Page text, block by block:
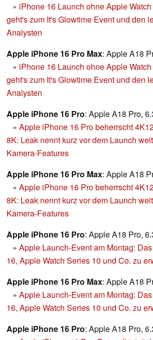
» iPhone 16 Launch ohne Apple
geht's zum It's Glowtime Event und den
Analysten
Apple iPhone 16 Pro Max: Apple A18
» iPhone 16 Launch ohne Apple
geht's zum It's Glowtime Event und den
Analysten
Apple iPhone 16 Pro: Apple A18 Pro,
» Apple iPhone 16 Pro beherrscht
8K: Leak nennt kurz vor dem Launch
Kamera-Features
Apple iPhone 16 Pro Max: Apple A18
» Apple iPhone 16 Pro beherrscht
8K: Leak nennt kurz vor dem Launch
Kamera-Features
Apple iPhone 16 Pro: Apple A18 Pro,
» Apple Launch-Event am Montag:
16, Apple Watch Series 10 und Co. zu
Apple iPhone 16 Pro Max: Apple A18
» Apple Launch-Event am Montag:
16, Apple Watch Series 10 und Co. zu
Apple iPhone 16 Pro: Apple A18 Pro,